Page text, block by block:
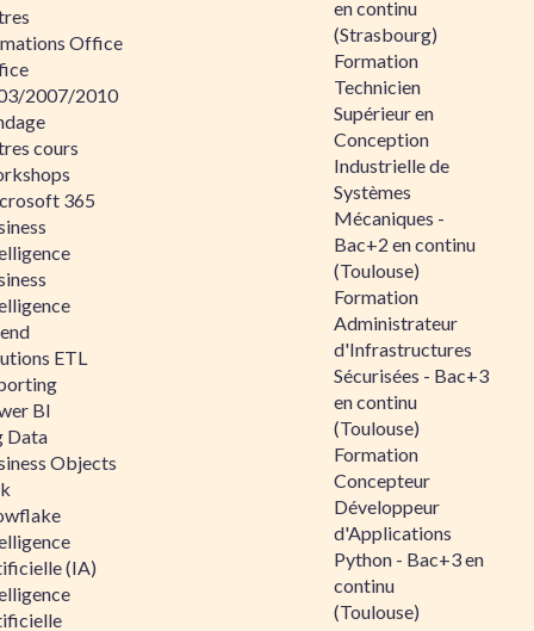
Office
2007/2010
cours
365
ETL
BI
Data
Objects
(IA)
en continu
(Strasbourg)
Formation
Technicien
Supérieur en
Conception
Industrielle de
Systèmes
Mécaniques -
Bac+2 en continu
(Toulouse)
Formation
Administrateur
d'Infrastructures
Sécurisées - Bac+3
en continu
(Toulouse)
Formation
Concepteur
Développeur
d'Applications
Python - Bac+3 en
continu
(Toulouse)